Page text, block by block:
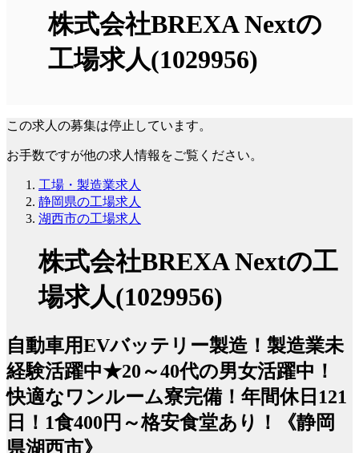
株式会社BREXA Nextの
工場求人(1029956)
この求人の募集は停止しています。
お手数ですが他の求人情報をご覧ください。
工場・製造業求人
静岡県の工場求人
湖西市の工場求人
株式会社BREXA Nextの工
場求人(1029956)
自動車用EVバッテリー製造！製造業未
経験活躍中★20～40代の男女活躍中！
快適なワンルーム寮完備！年間休日121
日！1食400円～格安食堂あり！《静岡
県湖西市》